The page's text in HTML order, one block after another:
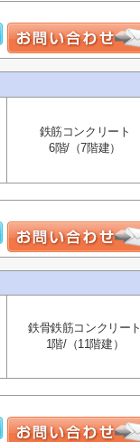
鉄筋コンクリート
6階/（7階建）
鉄骨鉄筋コンクリート
1階/（11階建）